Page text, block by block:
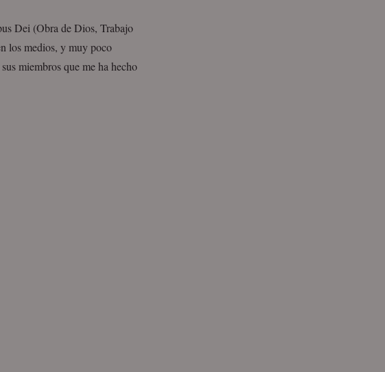
Dei (Obra de Dios, Trabajo
los medios, y muy poco
miembros que me ha hecho